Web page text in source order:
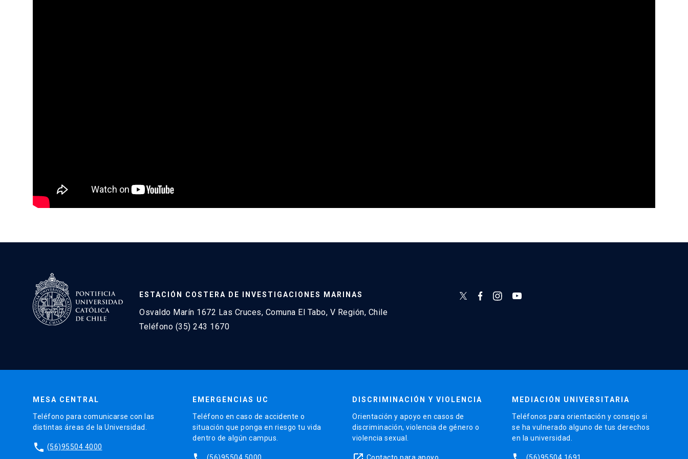
ESTACIÓN COSTERA DE INVESTIGACIONES MARINAS
Osvaldo Marín 1672 Las Cruces, Comuna El Tabo, V Región, Chile
Teléfono (35) 243 1670
MESA CENTRAL
Teléfono para comunicarse con las
distintas áreas de la Universidad.
phone (56)95504 4000
EMERGENCIAS UC
Teléfono en caso de accidente o
situación que ponga en riesgo tu vida
dentro de algún campus.
(56)95504 5000
DISCRIMINACIÓN Y VIOLENCIA
Orientación y apoyo en casos de
discriminación, violencia de género o
violencia sexual.
Contacto para apoyo
MEDIACIÓN UNIVERSITARIA
Teléfonos para orientación y consejo si
se ha vulnerado alguno de tus derechos
en la universidad.
(56)95504 1691